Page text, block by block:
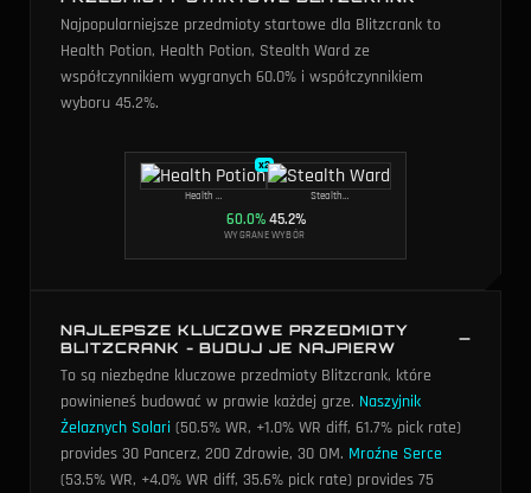
Najpopularniejsze przedmioty startowe dla Blitzcrank to
Health Potion, Health Potion, Stealth Ward ze
współczynnikiem wygranych 60.0% i współczynnikiem
wyboru 45.2%.
x2
Health Potion Stealth Ward
60.0%
WYGRANE
45.2%
WYBÓR
NAJLEPSZE KLUCZOWE PRZEDMIOTY
BLITZCRANK - BUDUJ JE NAJPIERW
To są niezbędne kluczowe przedmioty Blitzcrank, które
powinieneś budować w prawie każdej grze. Naszyjnik
Żelaznych Solari (50.5% WR, +1.0% WR diff, 61.7% pick rate)
provides 30 Pancerz, 200 Zdrowie, 30 OM. Mroźne Serce
(53.5% WR, +4.0% WR diff, 35.6% pick rate) provides 75